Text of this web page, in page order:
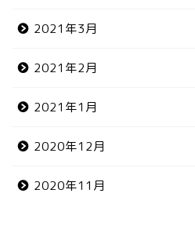
2021年3月
2021年2月
2021年1月
2020年12月
2020年11月